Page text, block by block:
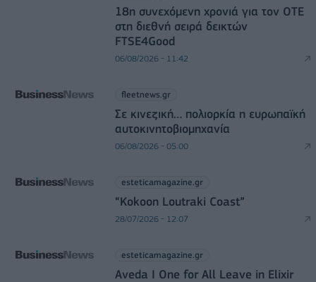
18η συνεχόμενη χρονιά για τον ΟΤΕ
στη διεθνή σειρά δεικτών
FTSE4Good
06/08/2026 - 11:42
fleetnews.gr
Σε κινεζική… πολιορκία η ευρωπαϊκή
αυτοκινητοβιομηχανία
06/08/2026 - 05:00
esteticamagazine.gr
“Kokoon Loutraki Coast”
28/07/2026 - 12:07
esteticamagazine.gr
Aveda I One for All Leave in Elixir